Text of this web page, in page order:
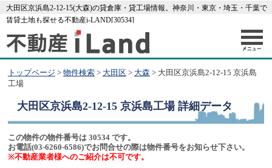
大田区京浜島2-12-15(大森)の貸倉庫・貸工場情報。神奈川・東京・埼玉・千葉で
賃貸土地も探せる不動産i-LAND[30534]
トップページ > 物件検索> 大田区> 大森 > 大田区京浜島2-12-15 京浜島
工場
大田区京浜島2-12-15 京浜島工場詳細データ
この物件の物件番号は 30534 です。
お電話(03-6260-6586)でお問合せの際は物件番号をお知らせ下さい。
※不動産業者様へのご紹介は不可です。